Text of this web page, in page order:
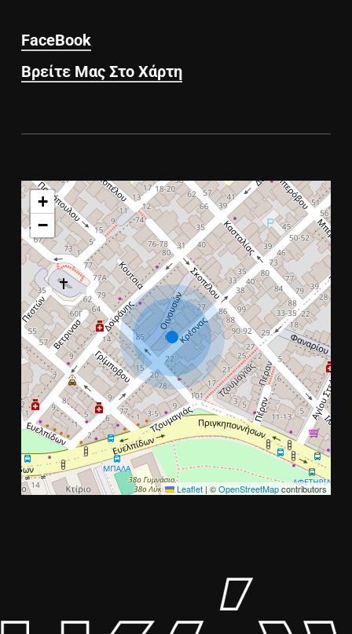
FaceBook
Βρείτε Μας Στο Χάρτη
+
−
Leaflet | ©OpenStreetMapcontributors